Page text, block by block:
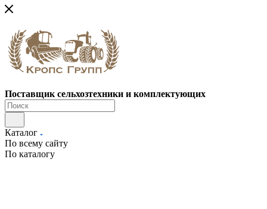
Поставщик сельхозтехники и комплектующих
Каталог
По всему сайту
По каталогу